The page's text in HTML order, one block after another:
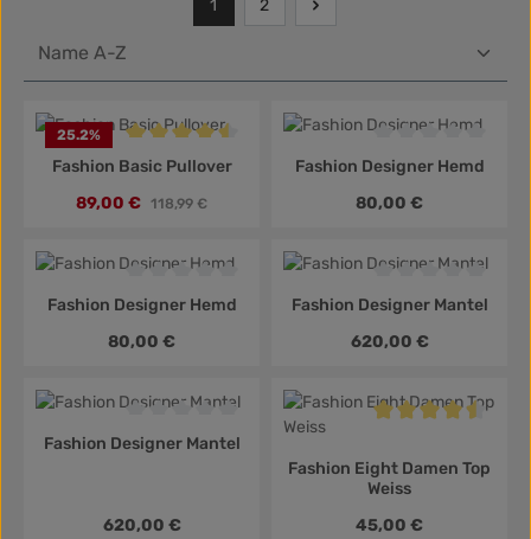
Seite
1
Seite
2
25.2%
Durchschnittliche Bewertung von 4.5 von 5 Sternen
Fashion Basic Pullover
Verkaufspreis:
89,00 € Regulärer Preis:
118,99 €
Durchschnittliche
Fashion Designer Hemd
Regulärer Preis:
80,00 €
Durchschnittliche Bewertung von 0 von 5 Sternen
Fashion Designer Hemd
Regulärer Preis:
80,00 €
Durchschnittliche
Fashion Designer Mantel
Regulärer Preis:
620,00 €
Durchschnittliche Bewertung von 0 von 5 Sternen
Fashion Designer Mantel
Regulärer Preis:
620,00 €
Fashion Eight Damen Top
Weiss
Regulärer Preis:
45,00 €